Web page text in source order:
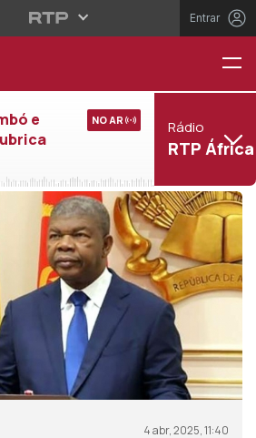
Entrar
e
NO AR Rádio
RTP África
4 abr, 2025, 11:40